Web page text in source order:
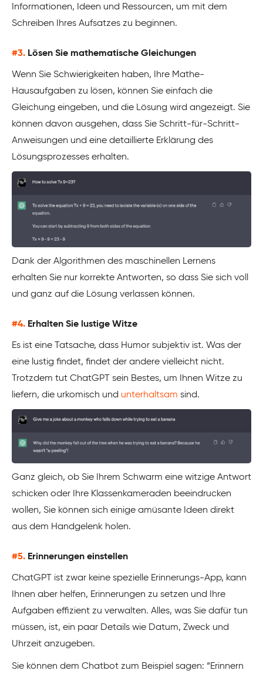
Informationen, Ideen und Ressourcen, um mit dem
Schreiben Ihres Aufsatzes zu beginnen.
#3. Lösen Sie mathematische Gleichungen
Wenn Sie Schwierigkeiten haben, Ihre Mathe-
Hausaufgaben zu lösen, können Sie einfach die
Gleichung eingeben, und die Lösung wird angezeigt. Sie
können davon ausgehen, dass Sie Schritt-für-Schritt-
Anweisungen und eine detaillierte Erklärung des
Lösungsprozesses erhalten.
Dank der Algorithmen des maschinellen Lernens
erhalten Sie nur korrekte Antworten, so dass Sie sich voll
und ganz auf die Lösung verlassen können.
#4. Erhalten Sie lustige Witze
Es ist eine Tatsache, dass Humor subjektiv ist. Was der
eine lustig findet, findet der andere vielleicht nicht.
Trotzdem tut ChatGPT sein Bestes, um Ihnen Witze zu
liefern, die urkomisch und unterhaltsam sind.
Ganz gleich, ob Sie Ihrem Schwarm eine witzige Antwort
schicken oder Ihre Klassenkameraden beeindrucken
wollen, Sie können sich einige amüsante Ideen direkt
aus dem Handgelenk holen.
#5. Erinnerungen einstellen
ChatGPT ist zwar keine spezielle Erinnerungs-App, kann
Ihnen aber helfen, Erinnerungen zu setzen und Ihre
Aufgaben effizient zu verwalten. Alles, was Sie dafür tun
müssen, ist, ein paar Details wie Datum, Zweck und
Uhrzeit anzugeben.
Sie können dem Chatbot zum Beispiel sagen: “Erinnern